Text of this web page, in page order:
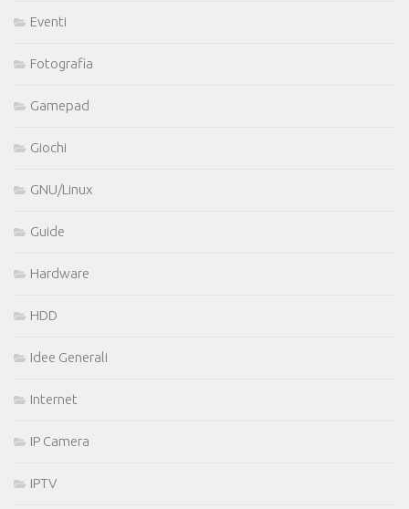
Eventi
Fotografia
Gamepad
Giochi
GNU/Linux
Guide
Hardware
HDD
Idee Generali
Internet
IP Camera
IPTV